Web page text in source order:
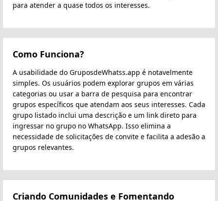
para atender a quase todos os interesses.
Como Funciona?
A usabilidade do GruposdeWhatss.app é notavelmente
simples. Os usuários podem explorar grupos em várias
categorias ou usar a barra de pesquisa para encontrar
grupos específicos que atendam aos seus interesses. Cada
grupo listado inclui uma descrição e um link direto para
ingressar no grupo no WhatsApp. Isso elimina a
necessidade de solicitações de convite e facilita a adesão a
grupos relevantes.
Criando Comunidades e Fomentando